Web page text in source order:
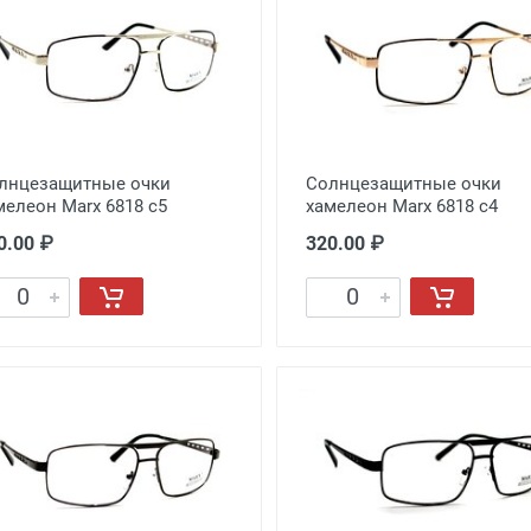
очки
Marx 6818 c5
₽
Солнцезащитные очки
хамелеон Marx 6818 c4
320.00 ₽